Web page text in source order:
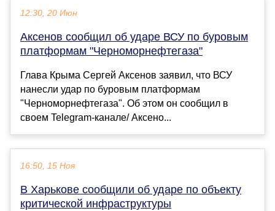
12:30, 20 Июн
Аксенов сообщил об ударе ВСУ по буровым
платформам "Черноморнефтегаза"
Глава Крыма Сергей Аксенов заявил, что ВСУ
нанесли удар по буровым платформам
"Черноморнефтегаза". Об этом он сообщил в
своем Telegram-канале/ Аксено...
16:50, 15 Ноя
В Харькове сообщили об ударе по объекту
критической инфраструктуры